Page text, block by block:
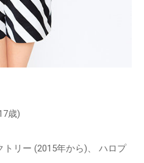
歳)
リー (2015年から)、 ハロプ